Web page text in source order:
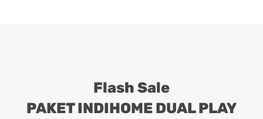
Flash Sale
PAKET INDIHOME DUAL PLAY